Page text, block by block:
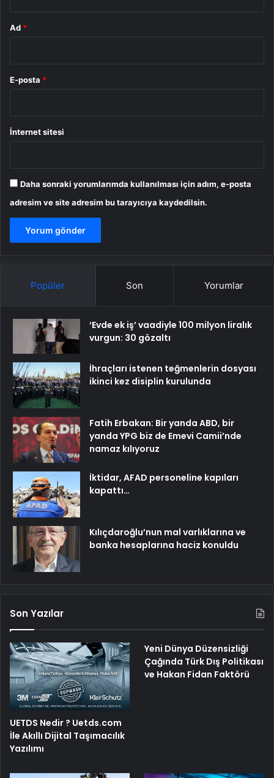
Ad *
E-posta *
İnternet sitesi
Daha sonraki yorumlarımda kullanılması için adım, e-posta
adresim ve site adresim bu tarayıcıya kaydedilsin.
Popüler Son Yorumlar
‘Evde ek iş’ vaadiyle 100 milyon liralık
vurgun: 30 gözaltı
İhraçları istenen teğmenlerin dosyası
ikinci kez disiplin kurulunda
Fatih Erbakan: Bir yanda ABD, bir
yanda YPG biz de Emevi Camii’nde
namaz kılıyoruz
İktidar, AFAD personeline kapıları
kapattı…
Kılıçdaroğlu’nun mal varlıklarına ve
banka hesaplarına haciz konuldu
Son Yazılar
UETDS Nedir ? Uetds.com
İle Akıllı Dijital Taşımacılık
Yazılımı
Yeni Dünya Düzensizliği
Çağında Türk Dış Politikası
ve Hakan Fidan Faktörü